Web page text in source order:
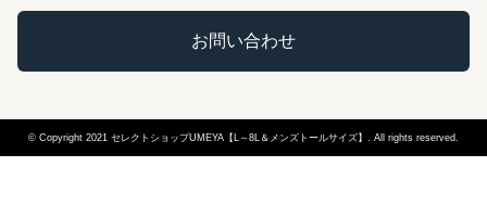
お問い合わせ
© Copyright 2021 セレクトショップUMEYA【L～8L＆メンズトールサイズ】. All rights reserved.